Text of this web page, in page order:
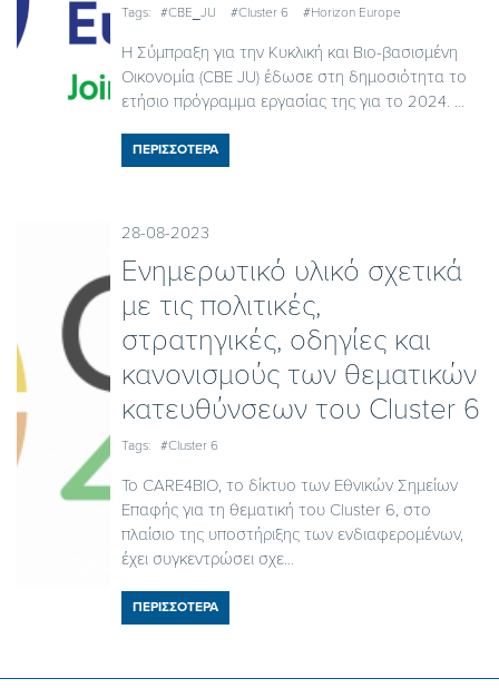
Tags: #CBE_JU #Cluster 6 #Horizon Europe
Η Σύμπραξη για την Κυκλική και Βιο-βασισμένη
Οικονομία (CBE JU) έδωσε στη δημοσιότητα το
ετήσιο πρόγραμμα εργασίας της για το 2024. ...
ΠΕΡΙΣΣΟΤΕΡΑ
28-08-2023
Ενημερωτικό υλικό σχετικά
με τις πολιτικές,
στρατηγικές, οδηγίες και
κανονισμούς των θεματικών
κατευθύνσεων του Cluster 6
Tags: #Cluster 6
Το CARE4BIO, το δίκτυο των Εθνικών Σημείων
Επαφής για τη θεματική του Cluster 6, στο
πλαίσιο της υποστήριξης των ενδιαφερομένων,
έχει συγκεντρώσει σχε...
ΠΕΡΙΣΣΟΤΕΡΑ